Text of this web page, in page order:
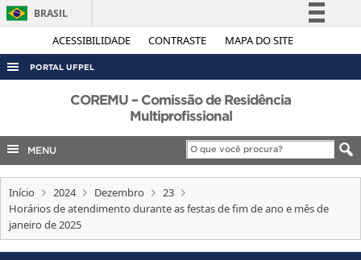
ACESSIBILIDADE CONTRASTE MAPA DO SITE
BRASIL
Simplifique!
Acesso à informação
Legislação
Canais
PORTAL UFPEL
ACESSO À INFORMAÇÃO
COBALTO
CONCURSOS
EDITAIS
INTERNACIONAL
COREMU – Comissão de Residência
Multiprofissional
MENU
Início 2024 Dezembro
23
Horários de atendimento durante as festas de fim de ano e mês de
janeiro de 2025